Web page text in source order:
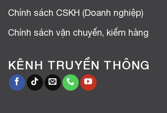
Chính sách CSKH (Doanh nghiệp)
Chính sách vận chuyển, kiểm hàng
KÊNH TRUYỀN THÔNG